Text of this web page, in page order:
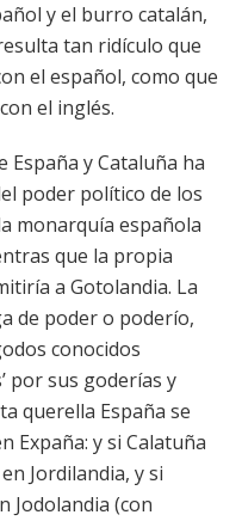
y el burro catalán,
tan ridículo que
el español, como que
el inglés.
España y Cataluña ha
poder político de los
monarquía española
que la propia
a Gotolandia. La
de poder o poderío,
conocidos
por sus goderías y
querella España se
Expaña: y si Calatuña
Jordilandia, y si
Jodolandia (con